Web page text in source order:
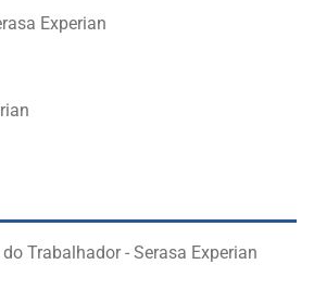
Experian
Trabalhador - Serasa Experian